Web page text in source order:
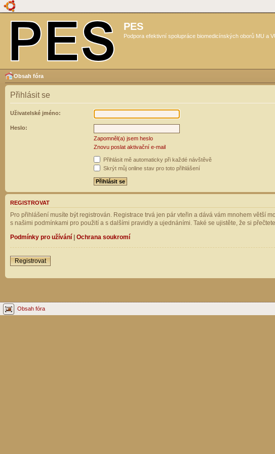
PES
Podpora efektivní spolupráce biomedicínských oborů MU a
Obsah fóra
Přihlásit se
Uživatelské jméno:
Heslo:
Zapomněl(a) jsem heslo
Znovu poslat aktivační e-mail
Přihlásit mě automaticky při každé návštěvě
Skrýt můj online stav pro toto přihlášení
REGISTROVAT
Pro přihlášení musíte být registrován. Registrace trvá jen pár vteřin a dává vám mnohem větší
s našimi podmínkami pro použití a s dalšími pravidly a ujednáními. Také se ujistěte, že si
Podmínky pro užívání | Ochrana soukromí
Registrovat
Obsah fóra